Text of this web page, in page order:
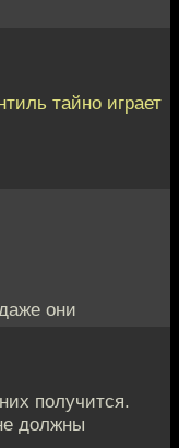
тайно играет
они
получится.
должны